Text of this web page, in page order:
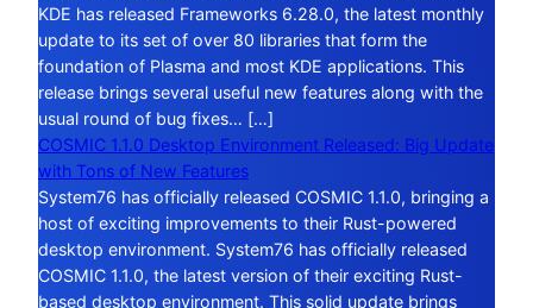
KDE has released Frameworks 6.28.0, the latest monthly
update to its set of over 80 libraries that form the
foundation of Plasma and most KDE applications. This
release brings several useful new features along with the
usual round of bug fixes… […]
COSMIC 1.1.0 Desktop Environment Released: Big Update
with Tons of New Features
System76 has officially released COSMIC 1.1.0, bringing a
host of exciting improvements to their Rust-powered
desktop environment. System76 has officially released
COSMIC 1.1.0, the latest version of their exciting Rust-
based desktop environment. This solid update brings